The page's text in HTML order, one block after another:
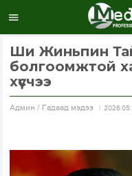
Ши Жиньпин
болгоомжтой
хүсчээ
Aдмин / Гадаад мэдээ